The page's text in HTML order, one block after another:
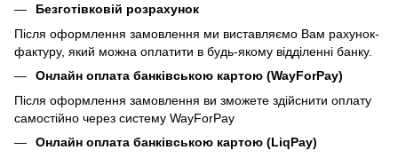
Безготівковій розрахунок
Після оформлення замовлення ми виставляємо Вам рахунок-
фактуру, який можна оплатити в будь-якому відділенні банку.
Онлайн оплата банківською картою (WayForPay)
Після оформлення замовлення ви зможете здійснити оплату
самостійно через систему WayForPay
Онлайн оплата банківською картою (LiqPay)